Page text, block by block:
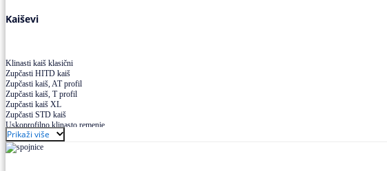
Kaiševi
Klinasti kaiš klasični
Zupčasti HITD kaiš
Zupčasti kaiš, AT profil
Zupčasti kaiš, T profil
Zupčasti kaiš XL
Zupčasti STD kaiš
Uskoprofilno klinasto remenje
Uskoprofilno klinasto remenje spojeno
Uskoprofilno klinasto remenje XP extra power
Višekanalno remenje PJ,PK
Prikaži više